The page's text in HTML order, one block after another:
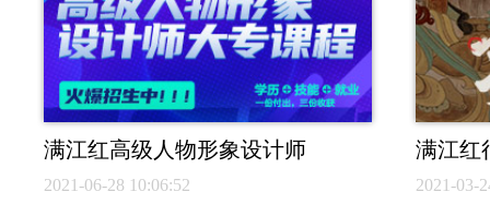
满江红高级人物形象设计师
2021-06-28 10:06:52
满江红
2021-03-